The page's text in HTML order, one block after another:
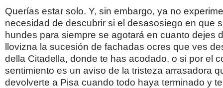
Querías estar solo. Y, sin embargo, ya no
necesidad de descubrir si el desasosiego en que
hundes para siempre se agotará en cuanto dejes
llovizna la sucesión de fachadas ocres que ves
della Citadella, donde te has acodado, o si por el
sentimiento es un aviso de la tristeza arrasadora
devolverte a Pisa cuando todo haya terminado y